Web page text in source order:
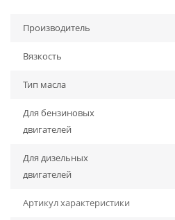
Производитель
Вязкость
Тип масла
Для бензиновых
двигателей
Для дизельных
двигателей
Артикул характеристики